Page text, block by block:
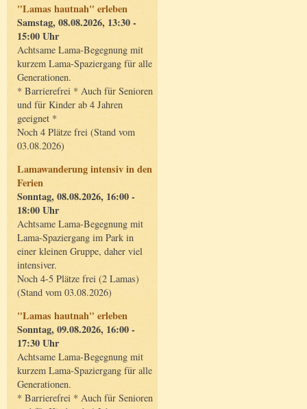
"Lamas hautnah" erleben
Samstag, 08.08.2026, 13:30 -
15:00 Uhr
Achtsame Lama-Begegnung mit
kurzem Lama-Spaziergang für alle
Generationen.
* Barrierefrei * Auch für Senioren
und für Kinder ab 4 Jahren
geeignet *
Noch 4 Plätze frei (Stand vom
03.08.2026)
Lamawanderung intensiv in den
Ferien
Sonntag, 08.08.2026, 16:00 -
18:00 Uhr
Achtsame Lama-Begegnung mit
Lama-Spaziergang im Park in
einer kleinen Gruppe, daher viel
intensiver.
Noch 4-5 Plätze frei (2 Lamas)
(Stand vom 03.08.2026)
"Lamas hautnah" erleben
Sonntag, 09.08.2026, 16:00 -
17:30 Uhr
Achtsame Lama-Begegnung mit
kurzem Lama-Spaziergang für alle
Generationen.
* Barrierefrei * Auch für Senioren